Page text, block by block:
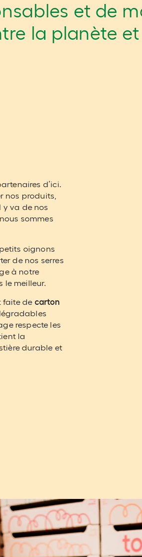
et de
la planète
d’ici.
nos produits,
y va de nos
sommes
oignons
de nos serres
à notre
le meilleur.
faite de carton
respecte les
la
durable et